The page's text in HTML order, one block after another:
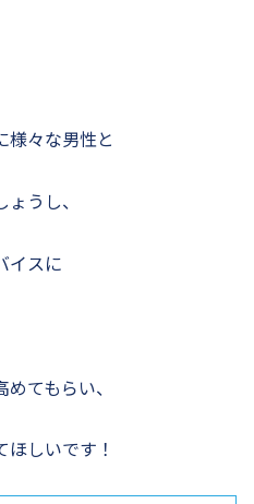
様々な男性と
うし、
イスに
てもらい、
しいです！